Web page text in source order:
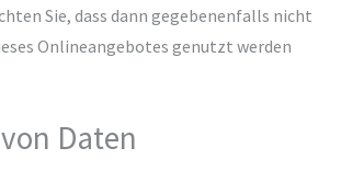
Sie, dass dann gegebenenfalls nicht
Onlineangebotes genutzt werden
Daten